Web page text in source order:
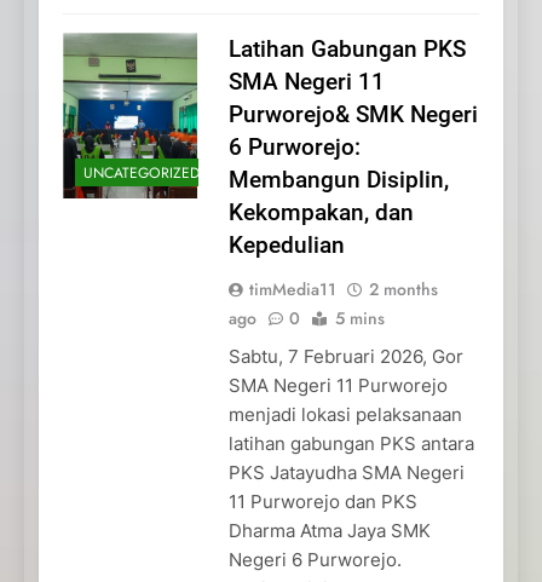
UNCATEGORIZED
Latihan Gabungan PKS
SMA Negeri 11
Purworejo& SMK Negeri
6 Purworejo:
Membangun Disiplin,
Kekompakan, dan
Kepedulian
timMedia11
2 months
ago
0 5 mins
Sabtu, 7 Februari 2026, Gor
SMA Negeri 11 Purworejo
menjadi lokasi pelaksanaan
latihan gabungan PKS antara
PKS Jatayudha SMA Negeri
11 Purworejo dan PKS
Dharma Atma Jaya SMK
Negeri 6 Purworejo.